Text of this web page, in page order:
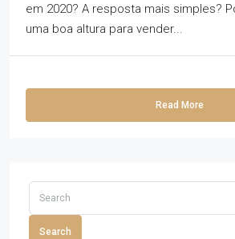
em 2020? A resposta mais simples?
uma boa altura para vender...
Read More
Search